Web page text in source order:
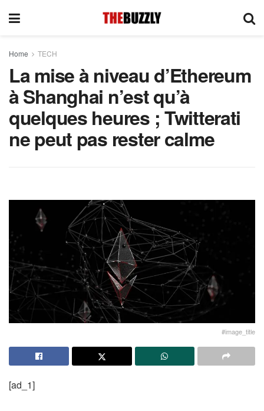
Home TECH
La mise à niveau d’Ethereum
à Shanghai n’est qu’à
quelques heures ; Twitterati
ne peut pas rester calme
#image_title
[ad_1]